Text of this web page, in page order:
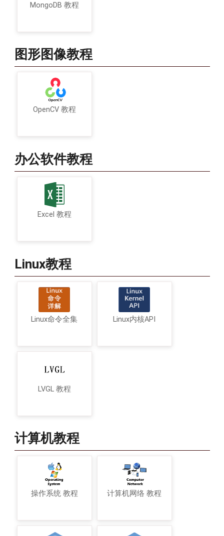
MongoDB 教程
图形图像教程
OpenCV 教程
办公软件教程
Excel 教程
Linux教程
Linux命令全集 Linux内核API
LVGL 教程
计算机教程
操作系统 教程 计算机网络 教程